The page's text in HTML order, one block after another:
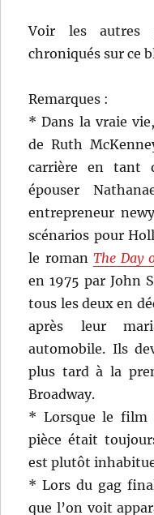
Voir les
chroniqués sur ce
Remarques :
* Dans la vraie
de Ruth
carrière en tant
épouser
entrepreneur
scénarios pour
le roman The Day
en 1975 par John
tous les deux en
après leur
automobile. Ils
plus tard à la
Broadway.
* Lorsque le film
pièce était
est plutôt
* Lors du gag
que l’on voit